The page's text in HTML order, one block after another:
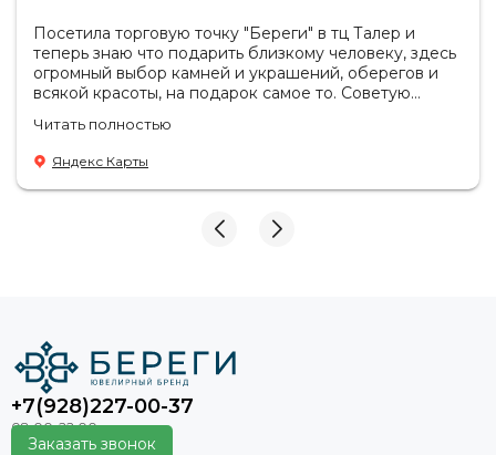
Посетила торговую точку "Береги" в тц Талер и
теперь знаю что подарить близкому человеку, здесь
огромный выбор камней и украшений, оберегов и
всякой красоты, на подарок самое то. Советую
Продавцы-консультанты сориентируют, дадут
подсказки на что обратить внимание . Приветливый
персонал.
Читать полностью
Яндекс Карты
+7(928)227-00-37
Заказать звонок